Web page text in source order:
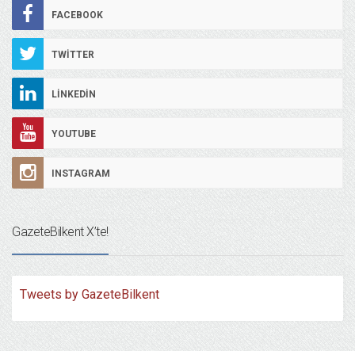
FACEBOOK
TWITTER
LINKEDIN
YOUTUBE
INSTAGRAM
GazeteBilkent X’te!
Tweets by GazeteBilkent